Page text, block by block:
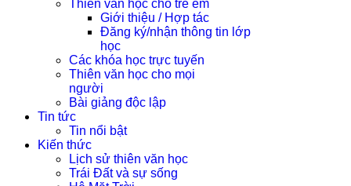
Thiên văn học cho trẻ em
Giới thiệu / Hợp tác
Đăng ký/nhận thông tin lớp
học
Các khóa học trực tuyến
Thiên văn học cho mọi
người
Bài giảng độc lập
Tin tức
Tin nổi bật
Kiến thức
Lịch sử thiên văn học
Trái Đất và sự sống